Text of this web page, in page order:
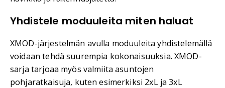
Yhdistele moduuleita miten haluat
XMOD-järjestelmän avulla moduuleita yhdistelemällä
voidaan tehdä suurempia kokonaisuuksia. XMOD-
sarja tarjoaa myös valmiita asuntojen
pohjaratkaisuja, kuten esimerkiksi 2xL ja 3xL